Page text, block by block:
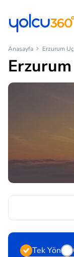
Anasayfa Erzurum
Tek Yön